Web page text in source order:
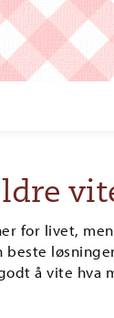
for livet,
beste
å vite hva